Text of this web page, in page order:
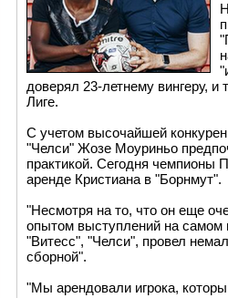
доверял 23-летнему вингеру, и
Лиге.
С учетом высочайшей
"Челси" Жозе Моуриньо
практикой. Сегодня чемпионы
аренде Кристиана в "Борнмут".
"Несмотря на то, что он еще
опытом выступлений на
"Витесс", "Челси", провел
сборной".
"Мы арендовали игрока,